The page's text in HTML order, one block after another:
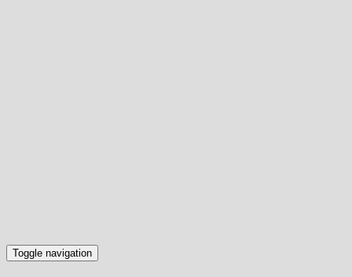
Toggle navigation